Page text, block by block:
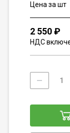
Цена за шт
2 550 ₽
НДС